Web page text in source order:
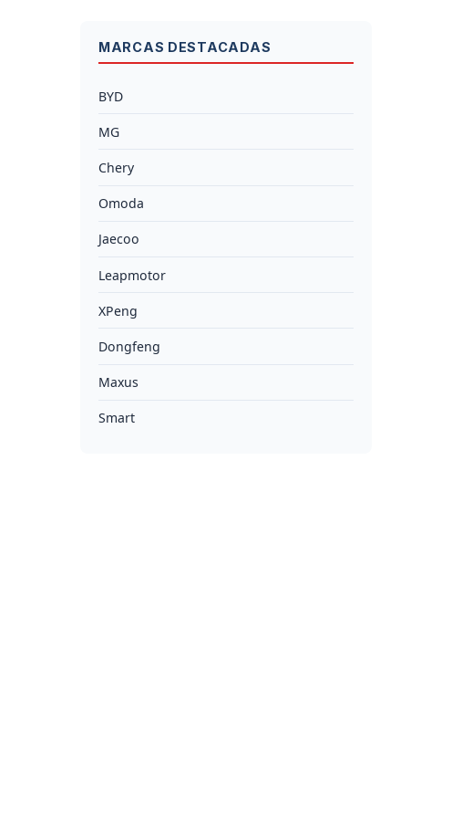
MARCAS DESTACADAS
BYD
MG
Chery
Omoda
Jaecoo
Leapmotor
XPeng
Dongfeng
Maxus
Smart